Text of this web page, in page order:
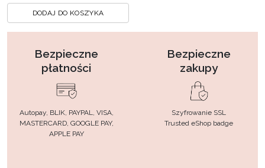
DODAJ DO KOSZYKA
Bezpieczne
płatności
Autopay, BLIK, PAYPAL, VISA,
MASTERCARD, GOOGLE PAY,
APPLE PAY
Bezpieczne
zakupy
Szyfrowanie SSL
Trusted eShop badge